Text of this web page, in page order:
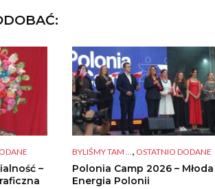
–
BYLIŚMY TAM ..., OSTATNIO DODANE
Polonia Camp 2026 – Młoda
Energia Polonii